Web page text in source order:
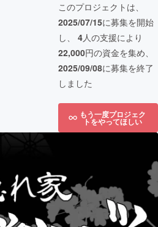
このプロジェクトは、
2025/07/15に募集を開始
し、 4人の支援により
22,000円の資金を集め、
2025/09/08に募集を終了
しました
もう一度プロジェク
トをやってほしい